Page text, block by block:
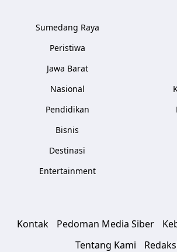
Sumedang Raya
Peristiwa
Jawa Barat
Nasional
Pendidikan
Bisnis
Destinasi
Entertainment
Kontak Pedoman Media Siber
Tentang Kami